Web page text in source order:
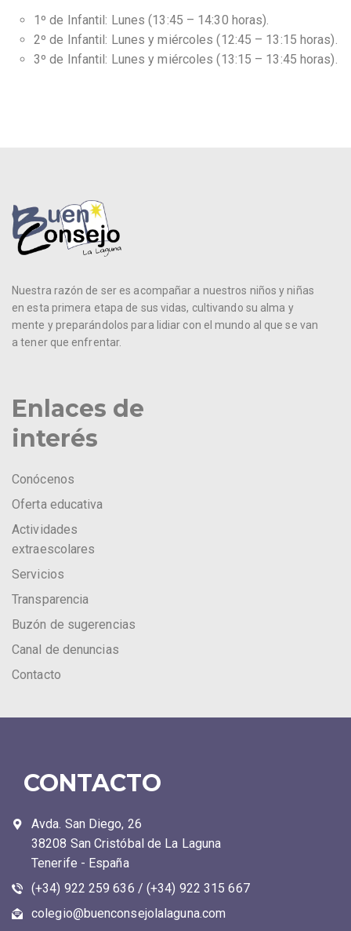
1º de Infantil: Lunes (13:45 – 14:30 horas).
2º de Infantil: Lunes y miércoles (12:45 – 13:15 horas).
3º de Infantil: Lunes y miércoles (13:15 – 13:45 horas).
Nuestra razón de ser es acompañar a nuestros niños y niñas
en esta primera etapa de sus vidas, cultivando su alma y
mente y preparándolos para lidiar con el mundo al que se van
a tener que enfrentar.
Enlaces de
interés
Conócenos
Oferta educativa
Actividades
extraescolares
Servicios
Transparencia
Buzón de sugerencias
Canal de denuncias
Contacto
CONTACTO
Avda. San Diego, 26
38208 San Cristóbal de La Laguna
Tenerife - España
(+34) 922 259 636 / (+34) 922 315 667
colegio@buenconsejolalaguna.com